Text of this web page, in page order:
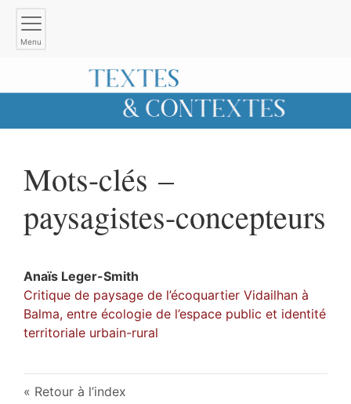
Menu
Mots-clés –
paysagistes-concepteurs
Anaïs Leger-Smith
Critique de paysage de l’écoquartier Vidailhan à
Balma, entre écologie de l’espace public et identité
territoriale urbain-rural
Retour à l’index